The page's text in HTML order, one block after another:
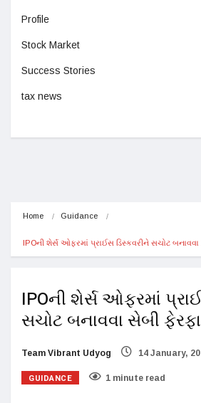
Profile
Stock Market
Success Stories
tax news
Home Guidance
IPOની શેર્સ ઓફરમાં પ્રાઈસ ડિસ્કવરીને સચોટ બનાવવા
IPOની શેર્સ ઓફરમાં
સચોટ બનાવવા સેબી
Team Vibrant Udyog 14 January,
GUIDANCE 1 minute read